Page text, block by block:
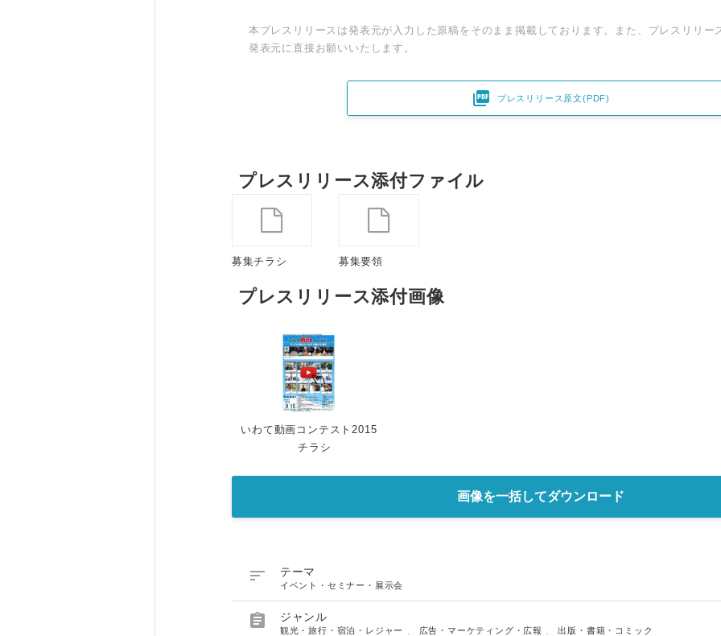
本プレスリリースは発表元が入力した原稿をそのまま掲載しております。また、プレスリリー
発表元に直接お願いいたします。
 プレスリリース原文(PDF)
プレスリリース添付ファイル
募集チラシ 募集要領
プレスリリース添付画像
いわて動画コンテスト2015
チラシ
画像を一括してダウンロード
 テーマ
イベント・セミナー・展示会
 ジャンル
観光・旅行・宿泊・レジャー 広告・マーケティング・広報 、出版・書籍・コミック